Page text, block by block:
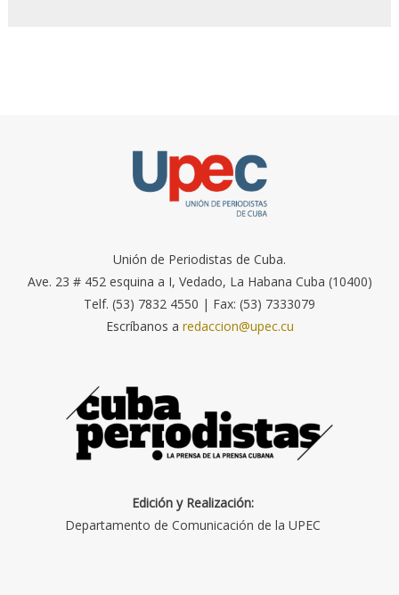
Unión de Periodistas de Cuba.
Ave. 23 # 452 esquina a I, Vedado, La Habana Cuba (10400)
Telf. (53) 7832 4550 | Fax: (53) 7333079
Escríbanos a redaccion@upec.cu
Edición y Realización:
Departamento de Comunicación de la UPEC